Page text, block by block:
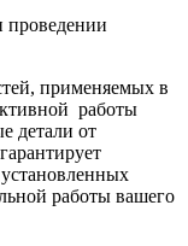
проведении
применяемых в
работы
детали от
работы вашего